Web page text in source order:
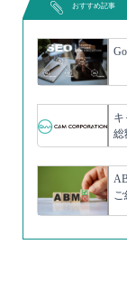
おすすめ記事
総
ご